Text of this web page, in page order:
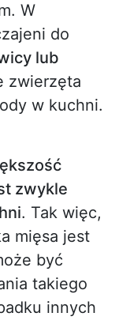
W
do
lub
zwierzęta
w kuchni.
zwykle
. Tak więc,
mięsa jest
być
takiego
innych